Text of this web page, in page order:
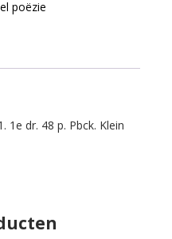
poëzie
1e dr. 48 p. Pbck. Klein